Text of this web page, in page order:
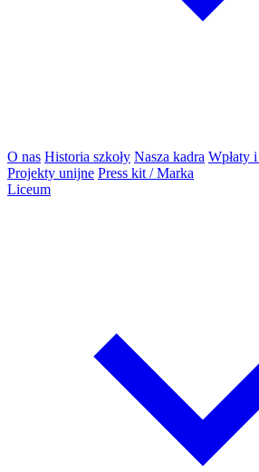
O nas Historia szkoły Nasza kadra Wpłaty
Projekty unijne Press kit / Marka
Liceum